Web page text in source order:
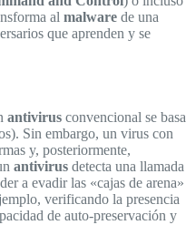
al malware de una
que aprenden y se
antivirus convencional se basa
Sin embargo, un virus con
y, posteriormente,
antivirus detecta una llamada
a evadir las «cajas de arena»
verificando la presencia
de auto-preservación y